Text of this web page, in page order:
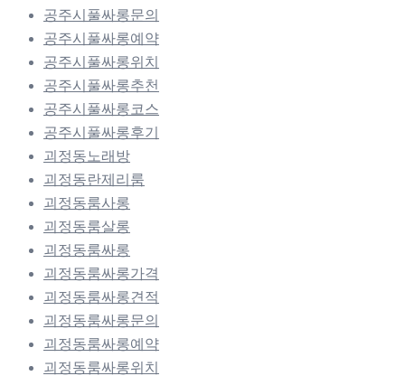
공주시풀싸롱문의
공주시풀싸롱예약
공주시풀싸롱위치
공주시풀싸롱추천
공주시풀싸롱코스
공주시풀싸롱후기
괴정동노래방
괴정동란제리룸
괴정동룸사롱
괴정동룸살롱
괴정동룸싸롱
괴정동룸싸롱가격
괴정동룸싸롱견적
괴정동룸싸롱문의
괴정동룸싸롱예약
괴정동룸싸롱위치